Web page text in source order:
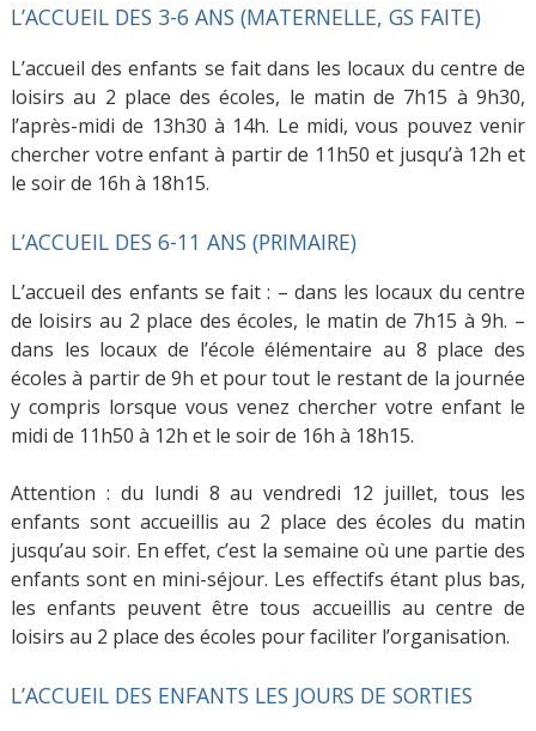
L’ACCUEIL DES 3-6 ANS (MATERNELLE, GS FAITE)
L’accueil des enfants se fait dans les locaux du centre de
loisirs au 2 place des écoles, le matin de 7h15 à 9h30,
l’après-midi de 13h30 à 14h. Le midi, vous pouvez venir
chercher votre enfant à partir de 11h50 et jusqu’à 12h et
le soir de 16h à 18h15.
L’ACCUEIL DES 6-11 ANS (PRIMAIRE)
L’accueil des enfants se fait : – dans les locaux du centre
de loisirs au 2 place des écoles, le matin de 7h15 à 9h. –
dans les locaux de l’école élémentaire au 8 place des
écoles à partir de 9h et pour tout le restant de la journée
y compris lorsque vous venez chercher votre enfant le
midi de 11h50 à 12h et le soir de 16h à 18h15.
Attention : du lundi 8 au vendredi 12 juillet, tous les
enfants sont accueillis au 2 place des écoles du matin
jusqu’au soir. En effet, c’est la semaine où une partie des
enfants sont en mini-séjour. Les effectifs étant plus bas,
les enfants peuvent être tous accueillis au centre de
loisirs au 2 place des écoles pour faciliter l’organisation.
L’ACCUEIL DES ENFANTS LES JOURS DE SORTIES